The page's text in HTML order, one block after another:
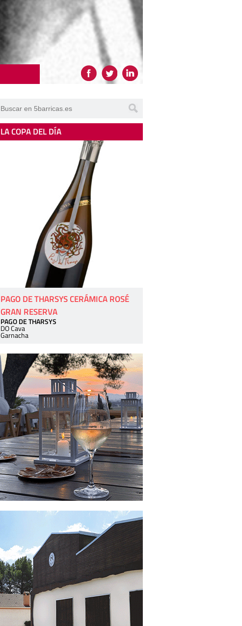
LA COPA DEL DÍA
PAGO DE THARSYS CERÁMICA ROSÉ
GRAN RESERVA
PAGO DE THARSYS
DO Cava
Garnacha